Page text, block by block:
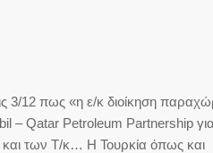
3/12 πως «η ε/κ διοίκηση
– Qatar Petroleum Partnership
και των Τ/κ… Η Τουρκία όπως και